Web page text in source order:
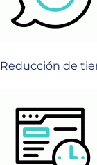
Reducción de